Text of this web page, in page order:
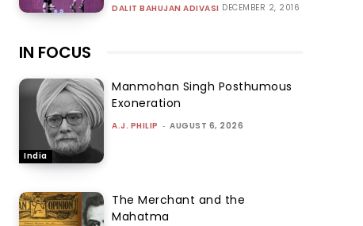
DALIT BAHUJAN ADIVASI DECEMBER 2, 2016
IN FOCUS
India
Manmohan Singh Posthumous
Exoneration
A.J. PHILIP - AUGUST 6, 2026
The Merchant and the
Mahatma